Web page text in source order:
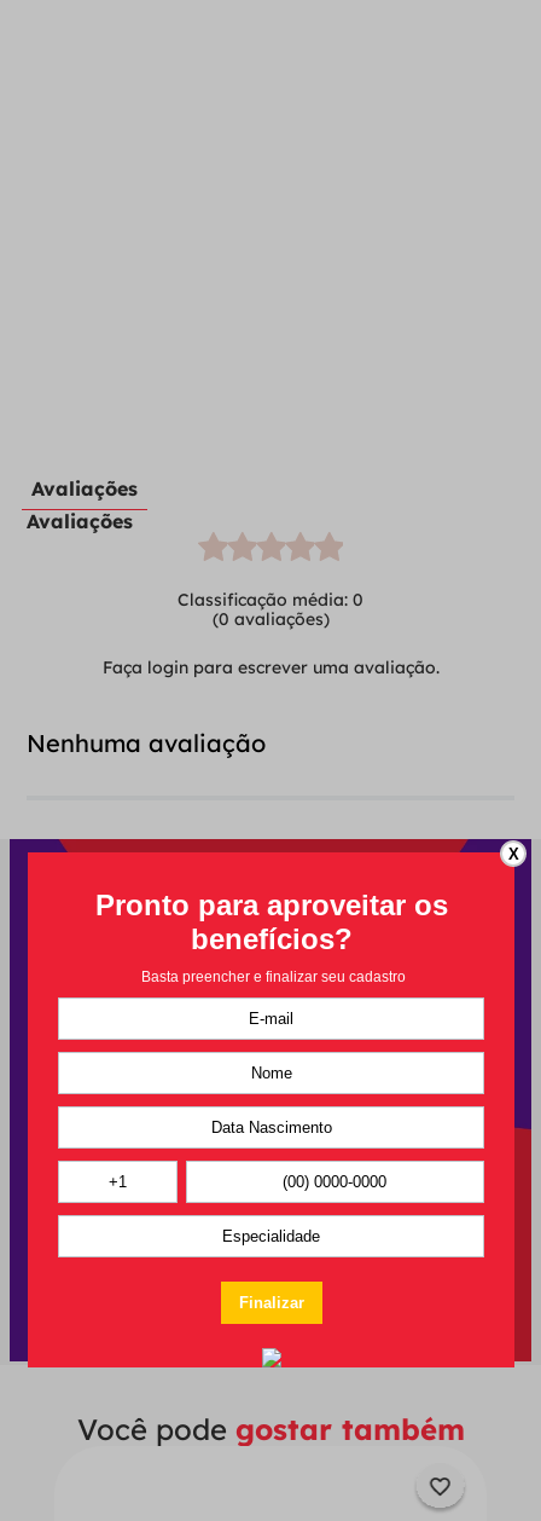
Avaliações
Avaliações
Classificação média: 0
(0 avaliações)
Faça login para escrever uma avaliação.
Nenhuma avaliação
Você pode gostar também
X